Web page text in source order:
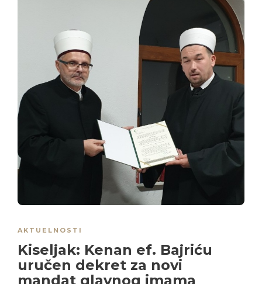
AKTUELNOSTI
Kiseljak: Kenan ef. Bajriću
uručen dekret za novi
mandat glavnog imama